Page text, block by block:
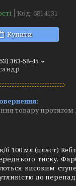
Код: 6814131
Купити
363-58-45
товару протягом
100 мл (пласт)
тиску.
високим
до